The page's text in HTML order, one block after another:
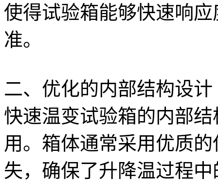
使得试验箱能够快速响
准。
二、优化的内部结构设计
快速温变试验箱的内部
用。箱体通常采用优质
失，确保了升降温过程